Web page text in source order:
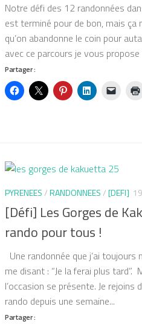
Notre défi des 12 randonnées
est terminé pour de bon, mais ça
qu’on abandonne le coin pour
avec ce parcours je vous propose
Partager :
PYRENEES/RANDONNEES/[DEFI]
[Défi] Les Gorges de
rando pour tous !
Une randonnée que j’ai toujours
me disant : “Je la ferai plus tard”.
l’occasion se présente. Je rejoins
rando depuis une semaine...
Partager :